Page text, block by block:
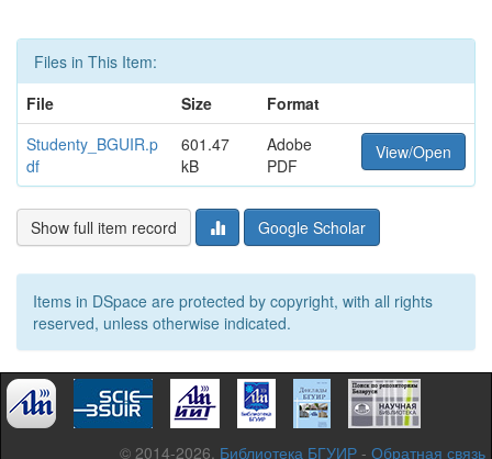
Files in This Item:
File
Size
Format
Studenty_BGUIR.p
df
601.47
kB
Adobe
PDF
View/Open
Show full item record Google Scholar
Items in DSpace are protected by copyright, with all rights
reserved, unless otherwise indicated.
© 2014-2026, Библиотека БГУИР - Обратная связь